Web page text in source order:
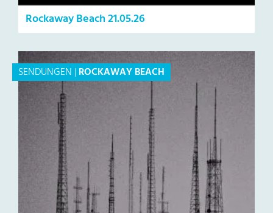
Rockaway Beach 21.05.26
SENDUNGEN |ROCKAWAY BEACH